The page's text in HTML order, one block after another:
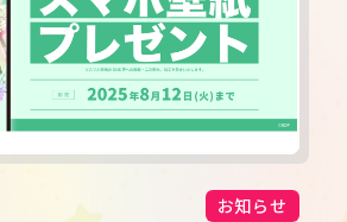
お知らせ